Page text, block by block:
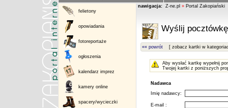
felietony
opowiadania
fotoreportaże
ogłoszenia
kalendarz imprez
kamery online
spacery/wycieczki
nawigacja: Z-ne.pl » Portal Zakopiański
Wyślij
«« powrót [ zobacz kartki w
Aby wysłać kartkę wypełnij
Twojej kartki z poniższych
Nadawca
Imię nadawcy:
E-mail :